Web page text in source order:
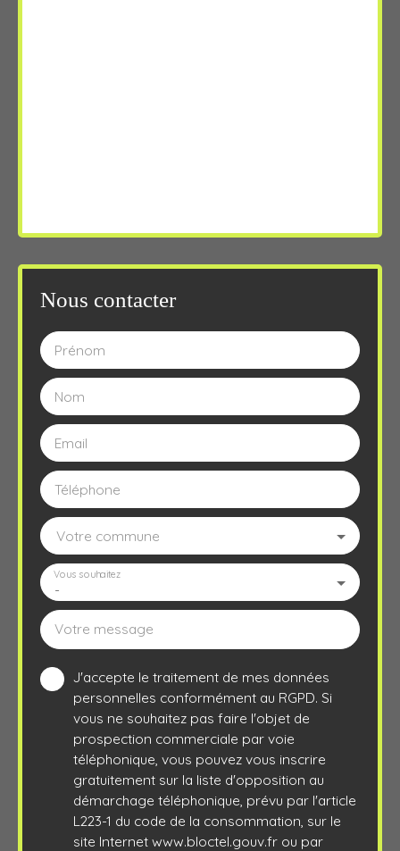
Nous contacter
Prénom
Nom
Email
Téléphone
Votre commune
-
Vous souhaitez
Votre message
J'accepte le traitement de mes données
personnelles conformément au RGPD. Si
vous ne souhaitez pas faire l'objet de
prospection commerciale par voie
téléphonique, vous pouvez vous inscrire
gratuitement sur la liste d'opposition au
démarchage téléphonique, prévu par l'article
L223-1 du code de la consommation, sur le
site Internet www.bloctel.gouv.fr ou par